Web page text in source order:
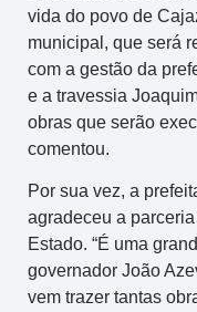
vida do povo de
municipal, que será
com a gestão da
e a travessia
obras que serão
comentou.
Por sua vez, a
agradeceu a
Estado. “É uma
governador João
vem trazer tantas